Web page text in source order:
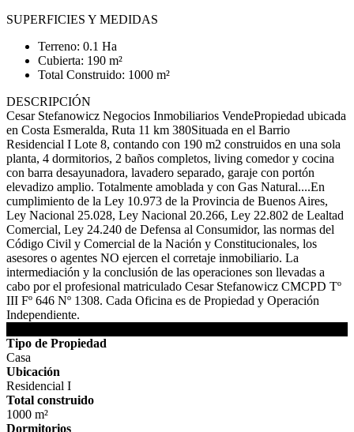
SUPERFICIES Y MEDIDAS
Terreno: 0.1 Ha
Cubierta: 190 m²
Total Construido: 1000 m²
DESCRIPCIÓN
Cesar Stefanowicz Negocios Inmobiliarios VendePropiedad ubicada
en Costa Esmeralda, Ruta 11 km 380Situada en el Barrio
Residencial I Lote 8, contando con 190 m2 construidos en una sola
planta, 4 dormitorios, 2 baños completos, living comedor y cocina
con barra desayunadora, lavadero separado, garaje con portón
elevadizo amplio. Totalmente amoblada y con Gas Natural....En
cumplimiento de la Ley 10.973 de la Provincia de Buenos Aires,
Ley Nacional 25.028, Ley Nacional 20.266, Ley 22.802 de Lealtad
Comercial, Ley 24.240 de Defensa al Consumidor, las normas del
Código Civil y Comercial de la Nación y Constitucionales, los
asesores o agentes NO ejercen el corretaje inmobiliario. La
intermediación y la conclusión de las operaciones son llevadas a
cabo por el profesional matriculado Cesar Stefanowicz CMCPD Tº
III Fº 646 Nº 1308. Cada Oficina es de Propiedad y Operación
Independiente.
Tipo de Propiedad
Casa
Ubicación
Residencial I
Total construido
1000 m²
Dormitorios